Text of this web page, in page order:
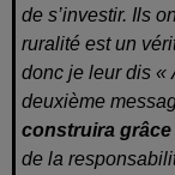
de s’investir. Ils
ruralité est un
donc je leur dis «
deuxième
construira grâce
de la